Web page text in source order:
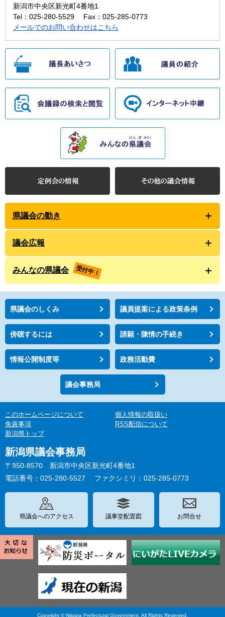
新潟市中央区新光町4番地1
Tel：025-280-5529
Fax：025-285-0773
メールでのお問い合わせはこちら
県議会の動き
議会広報
みんなの県議会 受付中！
県議会のしくみ 議員提案による政策条例
傍聴するには 請願・陳情の手続き
情報公開制度等 政務活動費
議会事務局
このホームページについて
個人情報の取扱い
免責事項
RSS配信について
新潟県トップ
新潟県議会事務局
〒950-8570 新潟市中央区新光町4番地1
電話番号：025-280-5527
ファクシミリ：025-285-0773
県議会へのアクセス 議事堂配置図 お問合せ
Copyright © Niigata Prefectural Government. All Rights Reserved.